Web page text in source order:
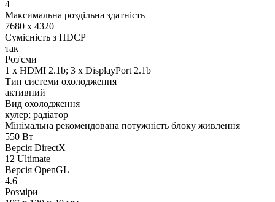
4
Максимальна роздільна здатність
7680 x 4320
Сумісність з HDCP
так
Роз'єми
1 x HDMI 2.1b; 3 x DisplayPort 2.1b
Тип системи охолодження
активний
Вид охолодження
кулер; радіатор
Мінімальна рекомендована потужність блоку живлення
550 Вт
Версія DirectX
1‎2 Ultimate
Версія OpenGL
4.6
Розміри